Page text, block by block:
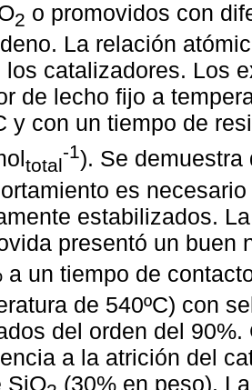
2 o promovidos con
La relación
los catalizadores. Los
de lecho fijo a
y con un tiempo de
total
-1). Se demuestra
es
estabilizados.
presentó un buen
a un tiempo de
de 540ºC) con
del orden del
a la atrición del
SiO
(30% en peso).